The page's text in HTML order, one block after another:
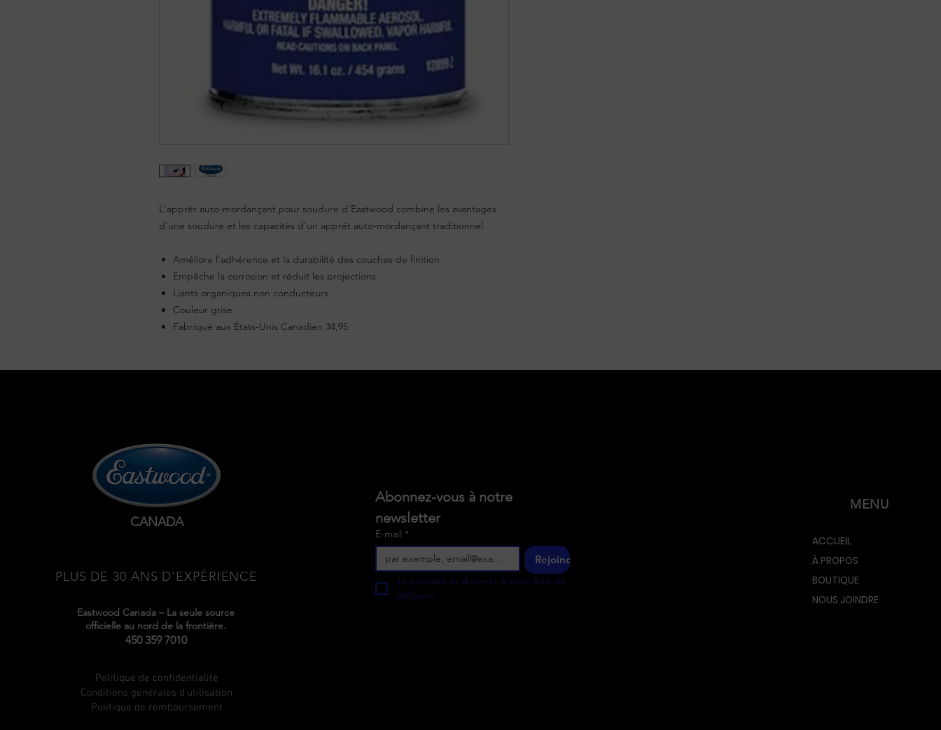
L'apprêt auto-mordançant pour soudure d'Eastwood combine les avantages
d'une soudure et les capacités d'un apprêt auto-mordançant traditionnel.
Améliore l'adhérence et la durabilité des couches de finition
Empêche la corrosion et réduit les projections
Liants organiques non conducteurs
Couleur grise
Fabriqué aux États-Unis Canadien 34,95
CANADA
PLUS DE 30 ANS D'EXPÉRIENCE
Eastwood Canada – La seule source
officielle au nord de la frontière.
450 359 7010
Politique de confidentialité
Conditions générales d'utilisation
Politique de remboursement
Abonnez-vous à notre
newsletter
E-mail *
Rejoindre
Je souhaite m'abonner à votre liste de
diffusion.
MENU
ACCUEIL
À PROPOS
BOUTIQUE
NOUS JOINDRE